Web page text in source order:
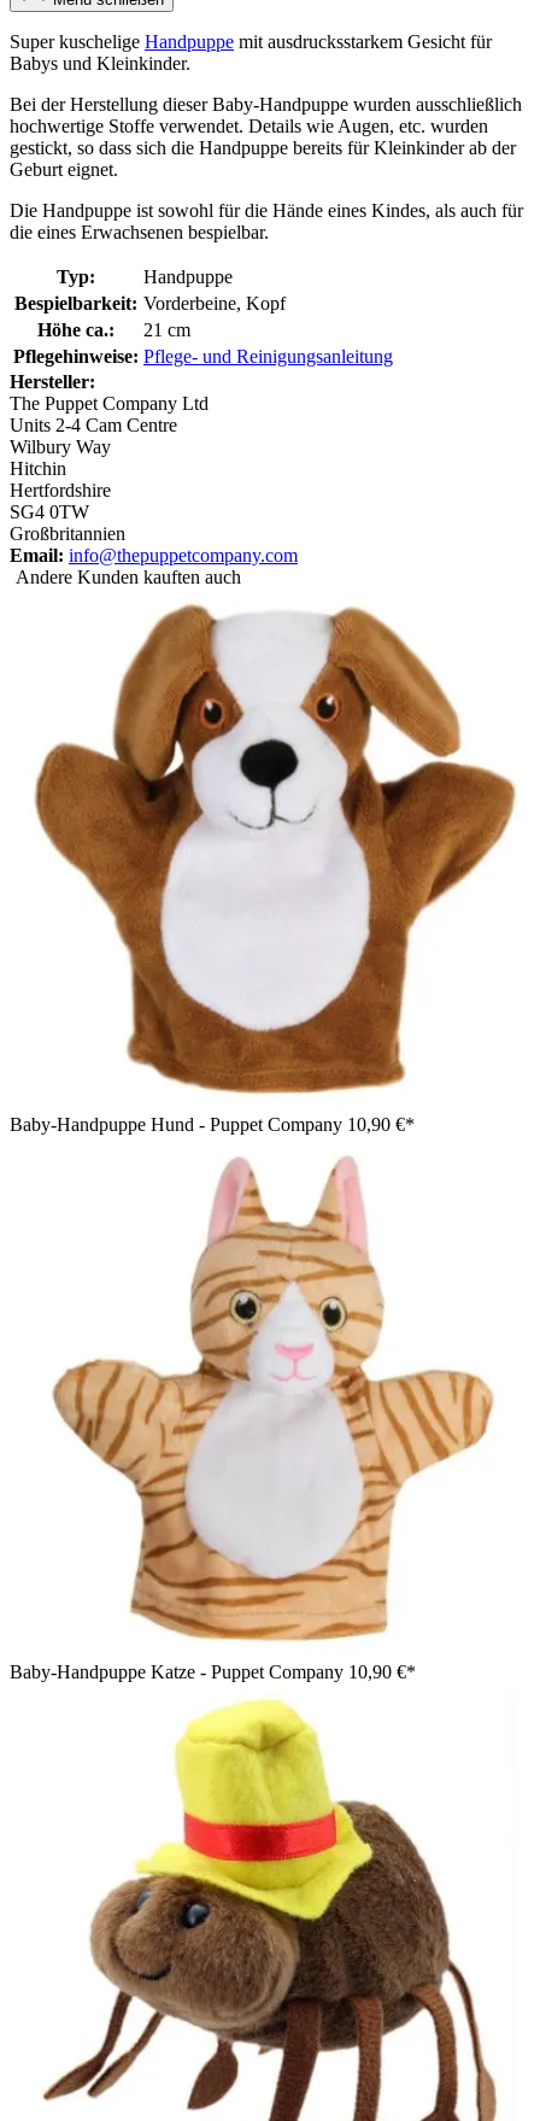
Super kuschelige Handpuppe mit ausdrucksstarkem Gesicht für
Babys und Kleinkinder.
Bei der Herstellung dieser Baby-Handpuppe wurden ausschließlich
hochwertige Stoffe verwendet. Details wie Augen, etc. wurden
gestickt, so dass sich die Handpuppe bereits für Kleinkinder ab der
Geburt eignet.
Die Handpuppe ist sowohl für die Hände eines Kindes, als auch für
die eines Erwachsenen bespielbar.
Typ:
Handpuppe
Bespielbarkeit: Vorderbeine, Kopf
Höhe ca.:
21 cm
Pflegehinweise: Pflege- und Reinigungsanleitung
Hersteller:
The Puppet Company Ltd
Units 2-4 Cam Centre
Wilbury Way
Hitchin
Hertfordshire
SG4 0TW
Großbritannien
Email: info@thepuppetcompany.com
Andere Kunden kauften auch
Baby-Handpuppe Hund - Puppet Company 10,90 €*
Baby-Handpuppe Katze - Puppet Company 10,90 €*